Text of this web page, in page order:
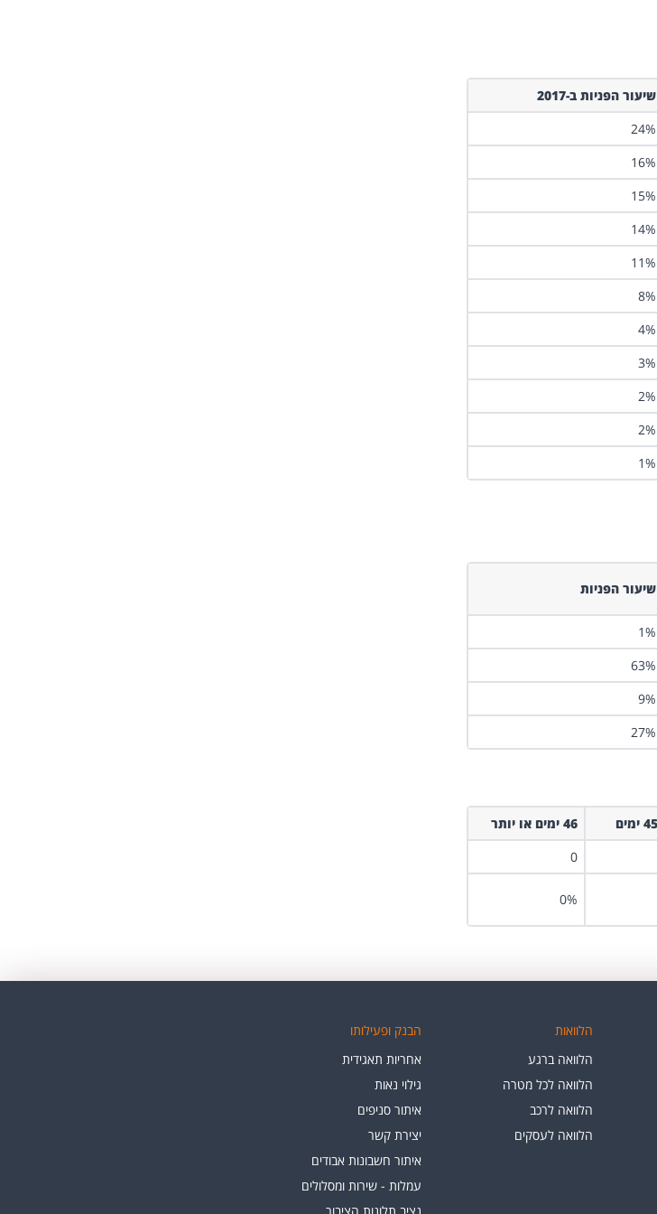
שיעור הפניות ב-2017
24%
16%
15%
14%
11%
8%
4%
3%
2%
2%
1%
שיעור הפניות
1%
63%
9%
27%
46 ימים או יותר
0
0%
הלוואות
הלוואה ברגע
הלוואה לכל מטרה
הלוואה לרכב
הלוואה לעסקים
הבנק ופעילותו
אחריות תאגידית
גילוי נאות
איתור סניפים
יצירת קשר
איתור חשבונות אבודים
עמלות - שירות ומסלולים